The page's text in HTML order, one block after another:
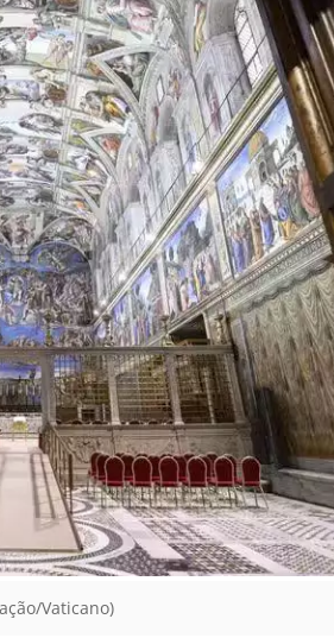
Vaticano)